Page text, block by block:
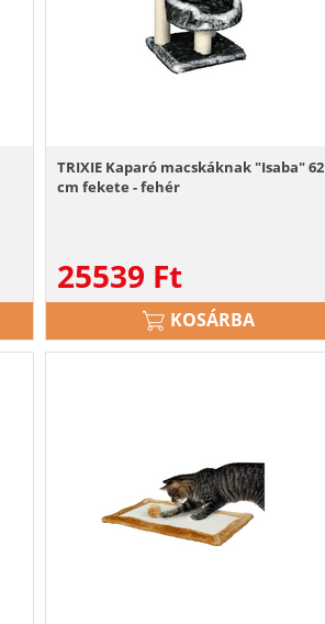
TRIXIE Kaparó macskáknak "Isaba" 62
cm fekete - fehér
25539 Ft
KOSÁRBA